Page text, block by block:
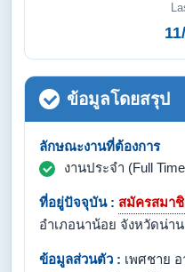
ข้อมูลโดยสรุป
ลักษณะงานที่ต้องการ
งานประจำ (Full
ที่อยู่ปัจจุบัน : สมัครสมา
อำเภอนาน้อย จังหวัดน่าน
ข้อมูลส่วนตัว : เพศชาย